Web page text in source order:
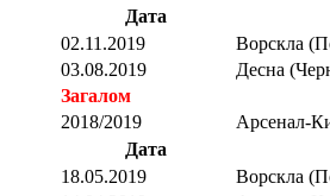
Дата
02.11.2019
Ворскла
03.08.2019
Десна
Загалом
2018/2019
Арсенал-
Дата
18.05.2019
Ворскла